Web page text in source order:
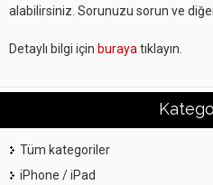
alabilirsiniz. Sorunuzu sorun ve
Detaylı bilgi için buraya tıklayın.
Tüm kategoriler
iPhone / iPad